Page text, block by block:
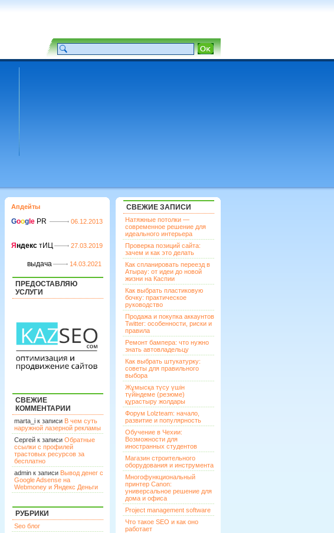
Апдейты
Goog le PR 06.12.2013
Я ндекс тИЦ 27.03.2019
выдача 14.03.2021
ПРЕДОСТАВЛЯЮ
УСЛУГИ
СВЕЖИЕ
КОММЕНТАРИИ
marta_i к записи В чем суть
наружной лазерной рекламы
Сергей к записи Обратные
ссылки с профилей
трастовых ресурсов за
бесплатно
admin к записи Вывод денег с
Google Adsense на
Webmoney и Яндекс Деньги
РУБРИКИ
Seo блог
СВЕЖИЕ ЗАПИСИ
Натяжные потолки —
современное решение для
идеального интерьера
Проверка позиций сайта:
зачем и как это делать
Как спланировать переезд в
Атырау: от идеи до новой
жизни на Каспии
Как выбрать пластиковую
бочку: практическое
руководство
Продажа и покупка аккаунтов
Twitter: особенности, риски и
правила
Ремонт бампера: что нужно
знать автовладельцу
Как выбрать штукатурку:
советы для правильного
выбора
Жұмысқа түсу үшін
түйіндеме (резюме)
құрастыру жолдары
Форум Lolzteam: начало,
развитие и популярность
Обучение в Чехии:
Возможности для
иностранных студентов
Магазин строительного
оборудования и инструмента
Многофункциональный
принтер Canon:
универсальное решение для
дома и офиса
Project management software
Что такое SEO и как оно
работает